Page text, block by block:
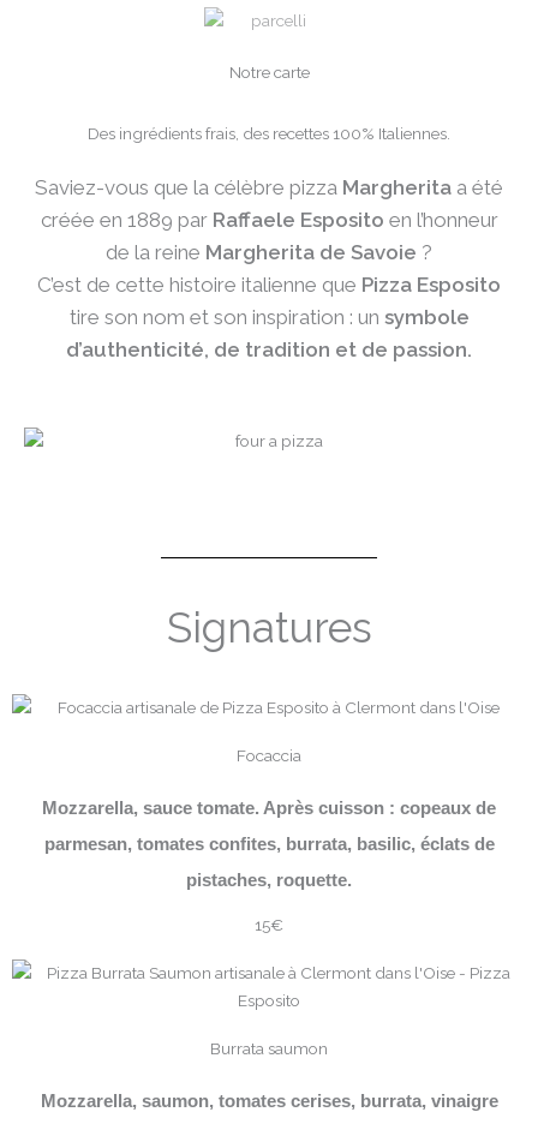
Notre carte
Des ingrédients frais, des recettes 100% Italiennes.
Saviez-vous que la célèbre pizza Margherita a été
créée en 1889 par Raffaele Esposito en l’honneur
de la reine Margherita de Savoie ?
C’est de cette histoire italienne que Pizza Esposito
tire son nom et son inspiration : un symbole
d’authenticité, de tradition et de passion.
Signatures
Focaccia
Mozzarella, sauce tomate. Après cuisson : copeaux de
parmesan, tomates confites, burrata, basilic, éclats de
pistaches, roquette.
15€
Burrata saumon
Mozzarella, saumon, tomates cerises, burrata, vinaigre